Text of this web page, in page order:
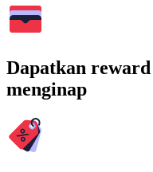
Dapatkan
menginap